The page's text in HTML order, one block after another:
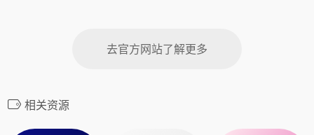
去官方网站了解更多
相关资源